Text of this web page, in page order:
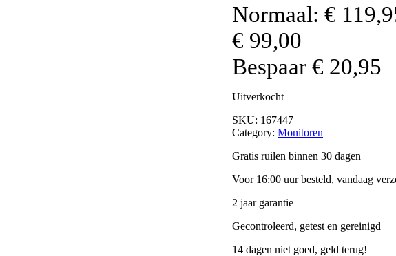
Normaal: €
€ 99,00
Bespaar € 20,95
Uitverkocht
SKU: 167447
Category: Monitoren
Gratis ruilen binnen 30 dagen
Voor 16:00 uur besteld, vandaag
2 jaar garantie
Gecontroleerd, getest en gereinigd
14 dagen niet goed, geld terug!